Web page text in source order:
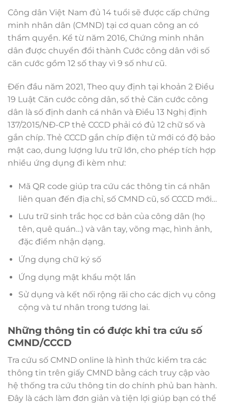
Công dân Việt Nam đủ 14 tuổi sẽ được cấp chứng
minh nhân dân (CMND) tại cơ quan công an có
thẩm quyền. Kể từ năm 2016, Chứng minh nhân
dân được chuyển đổi thành Cước công dân với số
căn cước gồm 12 số thay vì 9 số như cũ.
Đến đầu năm 2021, Theo quy định tại khoản 2 Điều
19 Luật Căn cước công dân, số thẻ Căn cước công
dân là số định danh cá nhân và Điều 13 Nghị định
137/2015/NĐ-CP thẻ CCCD phải có đủ 12 chữ số và
gắn chíp. Thẻ CCCD gắn chíp điện tử mới có độ bảo
mật cao, dung lượng lưu trữ lớn, cho phép tích hợp
nhiều ứng dụng đi kèm như:
Mã QR code giúp tra cứu các thông tin cá nhân
liên quan đến địa chỉ, số CMND cũ, số CCCD mới…
Lưu trữ sinh trắc học cơ bản của công dân (họ
tên, quê quán…) và vân tay, võng mạc, hình ảnh,
đặc điểm nhận dạng.
Ứng dụng chữ ký số
Ứng dụng mật khẩu một lần
Sử dụng và kết nối rộng rãi cho các dịch vụ công
cộng và tư nhân trong tương lai.
Những thông tin có được khi tra cứu số
CMND/CCCD
Tra cứu số CMND online là hình thức kiểm tra các
thông tin trên giấy CMND bằng cách truy cập vào
hệ thống tra cứu thông tin do chính phủ ban hành.
Đây là cách làm đơn giản và tiện lợi giúp bạn có thể